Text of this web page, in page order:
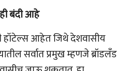
बंदी आहे
हॉटेल्स आहेत जिथे देशवासीय
सर्वात प्रमुख म्हणजे ब्रॉडलँड